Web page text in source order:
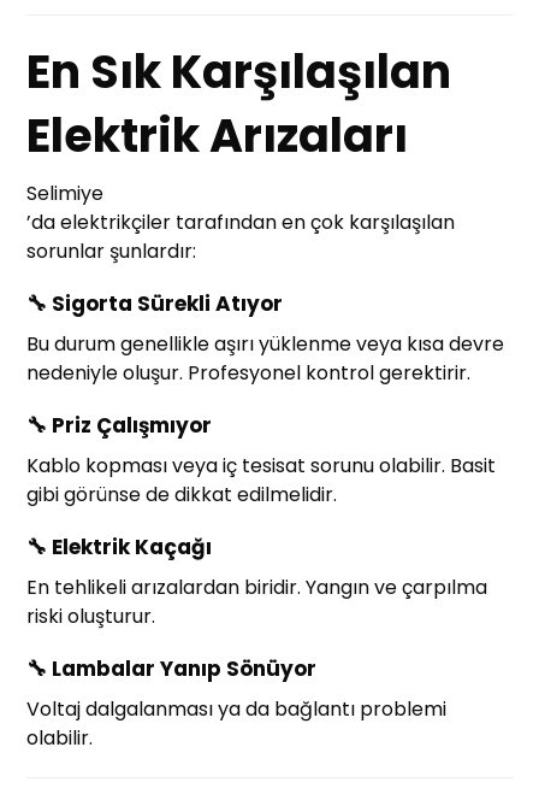
En Sık Karşılaşılan
Elektrik Arızaları
Selimiye
’da elektrikçiler tarafından en çok karşılaşılan
sorunlar şunlardır:
🔧 Sigorta Sürekli Atıyor
Bu durum genellikle aşırı yüklenme veya kısa devre
nedeniyle oluşur. Profesyonel kontrol gerektirir.
🔧 Priz Çalışmıyor
Kablo kopması veya iç tesisat sorunu olabilir. Basit
gibi görünse de dikkat edilmelidir.
🔧 Elektrik Kaçağı
En tehlikeli arızalardan biridir. Yangın ve çarpılma
riski oluşturur.
🔧 Lambalar Yanıp Sönüyor
Voltaj dalgalanması ya da bağlantı problemi
olabilir.